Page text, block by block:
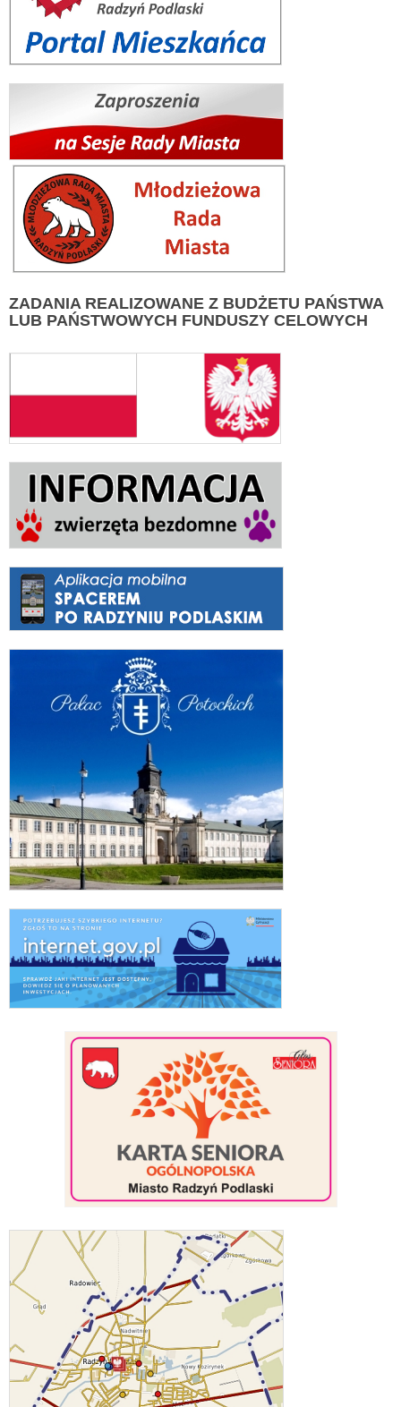
ZADANIA REALIZOWANE Z BUDŻETU PAŃSTWA
LUB PAŃSTWOWYCH FUNDUSZY CELOWYCH